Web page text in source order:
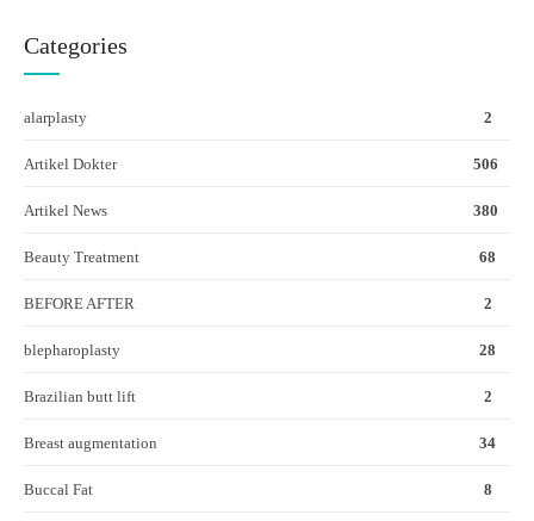
Categories
alarplasty 2
Artikel Dokter 506
Artikel News 380
Beauty Treatment 68
BEFORE AFTER 2
blepharoplasty 28
Brazilian butt lift 2
Breast augmentation 34
Buccal Fat 8